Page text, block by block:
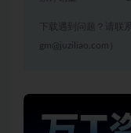
下载遇到问题？请联
gm@juziliao.com）